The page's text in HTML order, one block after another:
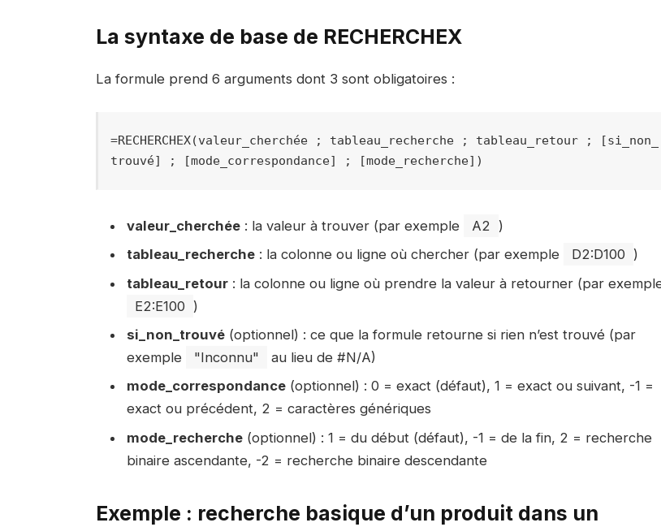
La syntaxe de base de RECHERCHEX
La formule prend 6 arguments dont 3 sont obligatoires :
=RECHERCHEX(valeur_cherchée ; tableau_recherche ; tableau_retour ; [si_non_
trouvé] ; [mode_correspondance] ; [mode_recherche])
valeur_cherchée: la valeur à trouver (par exemple A2 )
tableau_recherche: la colonne ou ligne où chercher (par exemple D2:D100 )
tableau_retour: la colonne ou ligne où prendre la valeur à retourner (par
E2:E100 )
si_non_trouvé(optionnel) : ce que la formule retourne si rien n’est trouvé (par
exemple
"Inconnu"
au lieu de #N/A)
mode_correspondance(optionnel) : 0 = exact (défaut), 1 = exact ou suivant, -1 =
exact ou précédent, 2 = caractères génériques
mode_recherche(optionnel) : 1 = du début (défaut), -1 = de la fin, 2 = recherche
binaire ascendante, -2 = recherche binaire descendante
Exemple : recherche basique d’un produit dans un